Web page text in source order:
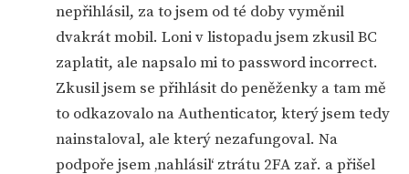
nepřihlásil, za to jsem od té doby vyměnil
dvakrát mobil. Loni v listopadu jsem zkusil BC
zaplatit, ale napsalo mi to password incorrect.
Zkusil jsem se přihlásit do peněženky a tam mě
to odkazovalo na Authenticator, který jsem tedy
nainstaloval, ale který nezafungoval. Na
podpoře jsem ‚nahlásil‘ ztrátu 2FA zař. a přišel